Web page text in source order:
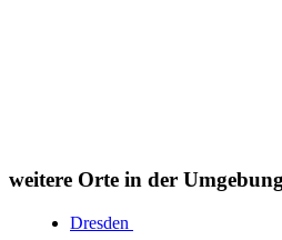
weitere Orte in der
Dresden